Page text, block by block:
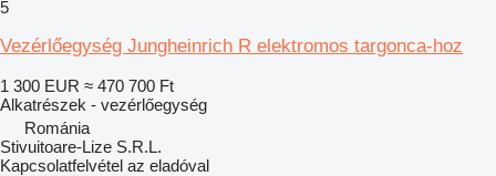
5
Vezérlőegység Jungheinrich R elektromos targonca-hoz
1 300 EUR ≈ 470 700 Ft
Alkatrészek - vezérlőegység
Románia
Stivuitoare-Lize S.R.L.
Kapcsolatfelvétel az eladóval